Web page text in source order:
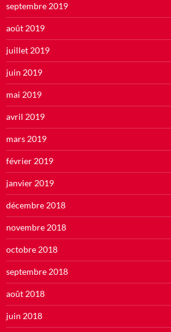
septembre 2019
août 2019
juillet 2019
juin 2019
mai 2019
avril 2019
mars 2019
février 2019
janvier 2019
décembre 2018
novembre 2018
octobre 2018
septembre 2018
août 2018
juin 2018